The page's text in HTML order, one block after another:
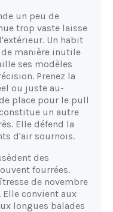
un peu de
trop vaste laisse
Un habit
manière inutile
ses modèles
Prenez la
ou juste au-
place pour le pull
un autre
Elle défend la
d'air sournois.
des
fourrées.
de novembre
convient aux
longues balades